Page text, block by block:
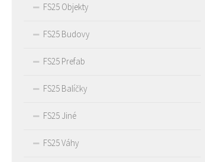
FS25 Objekty
FS25 Budovy
FS25 Prefab
FS25 Balíčky
FS25 Jiné
FS25 Váhy